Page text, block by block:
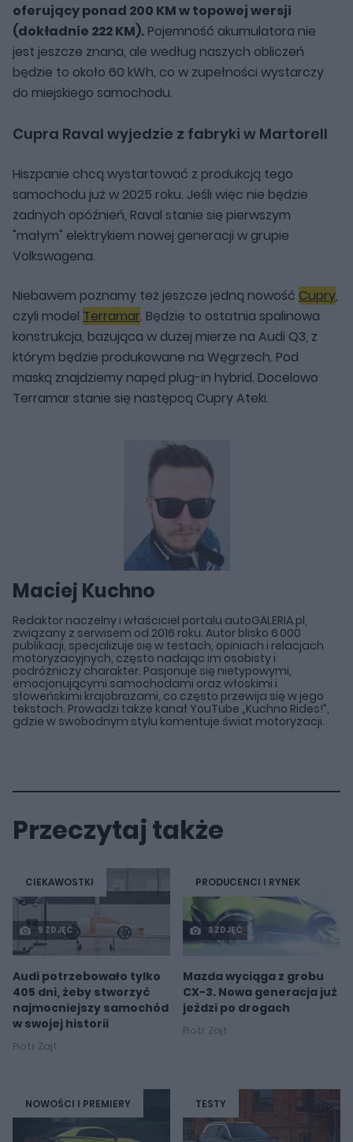
oferujący ponad 200 KM w topowej wersji
(dokładnie 222 KM). Pojemność akumulatora nie
jest jeszcze znana, ale według naszych obliczeń
będzie to około 60 kWh, co w zupełności wystarczy
do miejskiego samochodu.
Cupra Raval wyjedzie z fabryki w Martorell
Hiszpanie chcą wystartować z produkcją tego
samochodu już w 2025 roku. Jeśli więc nie będzie
żadnych opóźnień, Raval stanie się pierwszym
"małym" elektrykiem nowej generacji w grupie
Volkswagena.
Niebawem poznamy też jeszcze jedną nowość Cupry,
czyli model Terramar. Będzie to ostatnia spalinowa
konstrukcja, bazująca w dużej mierze na Audi Q3, z
którym będzie produkowane na Węgrzech. Pod
maską znajdziemy napęd plug-in hybrid. Docelowo
Terramar stanie się następcą Cupry Ateki.
Maciej Kuchno
Redaktor naczelny i właściciel portalu autoGALERIA.pl,
związany z serwisem od 2016 roku. Autor blisko 6 000
publikacji, specjalizuje się w testach, opiniach i relacjach
motoryzacyjnych, często nadając im osobisty i
podróżniczy charakter. Pasjonuje się nietypowymi,
emocjonującymi samochodami oraz włoskimi i
słoweńskimi krajobrazami, co często przewija się w jego
tekstach. Prowadzi także kanał YouTube „Kuchno Rides!”,
gdzie w swobodnym stylu komentuje świat motoryzacji.
Przeczytaj także
CIEKAWOSTKI
9 ZDJĘĆ
Audi potrzebowało tylko
405 dni, żeby stworzyć
najmocniejszy samochód
w swojej historii
Piotr Zajt
PRODUCENCI I RYNEK
3 ZDJĘĆ
Mazda wyciąga z grobu
CX-3. Nowa generacja już
jeździ po drogach
Piotr Zajt
NOWOŚCI I PREMIERY TESTY